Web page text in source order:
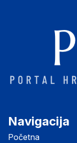
Navigacija
Početna